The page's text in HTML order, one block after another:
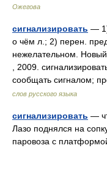
Ожегова
сигнализировать —
о чём л.; 2) перен.
нежелательном.
, 2009.
сообщать сигналом;
слов русского языка
сигнализировать —
Лазо поднялся на
паровоза с